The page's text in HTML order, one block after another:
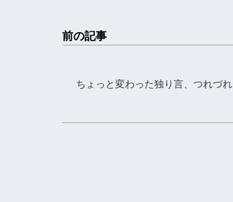
前の記事
ちょっと変わった独り言、つれづれ